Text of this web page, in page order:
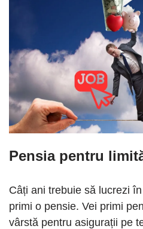
Pensia pentru
Câți ani trebuie să lucrezi
primi o pensie. Vei primi
vârstă pentru asigurații pe